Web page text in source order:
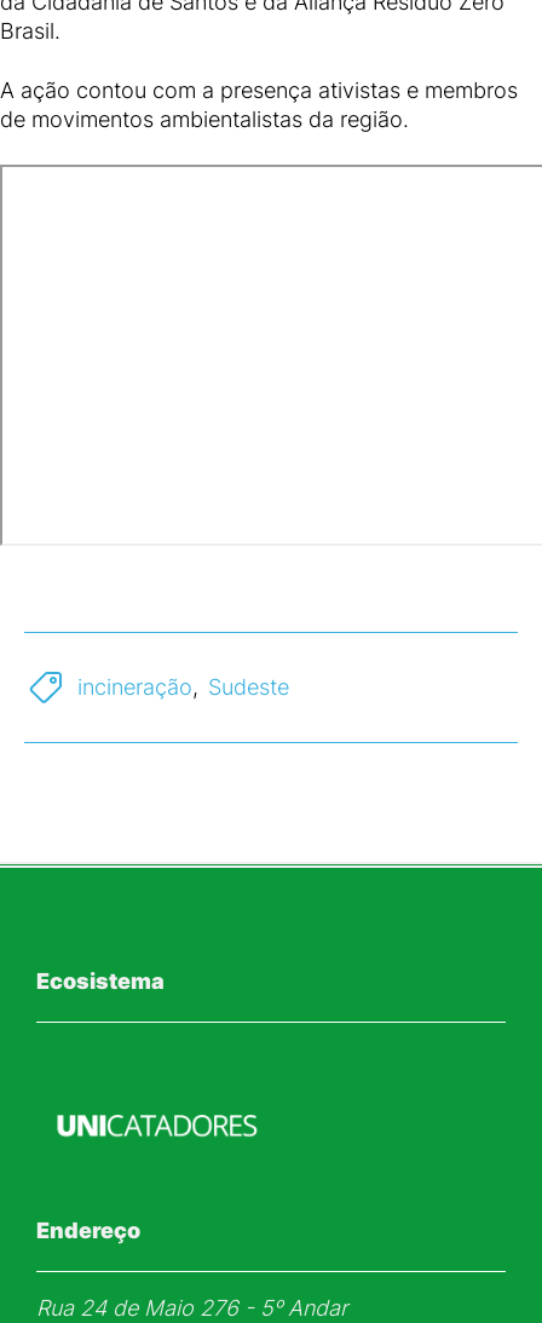
Brasil.
A ação contou com a presença ativistas e membros
de movimentos ambientalistas da região.
incineração, Sudeste
Ecosistema
Endereço
Rua 24 de Maio 276 - 5ᵒ Andar